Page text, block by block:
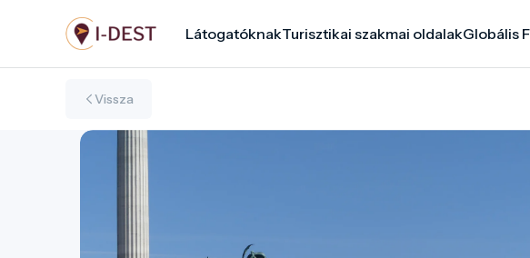
tartalomra
LátogatóknakTurisztikai szakmai oldalakGlobális
Vissza